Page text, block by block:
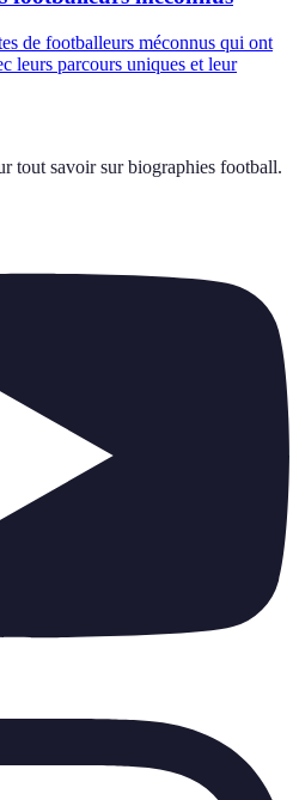
de footballeurs méconnus qui ont
leurs parcours uniques et leur
tout savoir sur biographies football.